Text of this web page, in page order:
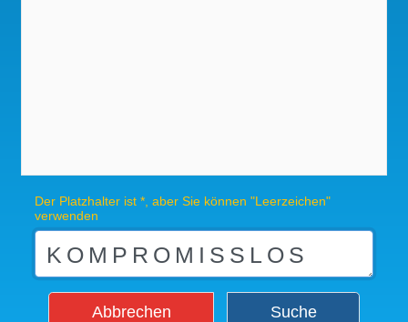
Der Platzhalter ist *, aber Sie können "Leerzeichen"
verwenden
Abbrechen Suche